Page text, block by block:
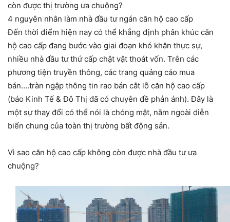
còn được thị trường ưa chuộng?
4 nguyên nhân làm nhà đầu tư ngán căn hộ cao cấp
Đến thời điểm hiện nay có thể khẳng định phân khúc căn
hộ cao cấp đang bước vào giai đoạn khó khăn thực sự,
nhiều nhà đầu tư thứ cấp chật vật thoát vốn. Trên các
phương tiện truyền thông, các trang quảng cáo mua
bán….tràn ngập thông tin rao bán cắt lỗ căn hộ cao cấp
(báo Kinh Tế & Đô Thị đã có chuyên đề phản ánh). Đây là
một sự thay đổi có thể nói là chóng mặt, nằm ngoài diễn
biến chung của toàn thị trường bất động sản.
Vì sao căn hộ cao cấp không còn được nhà đầu tư ưa
chuộng?